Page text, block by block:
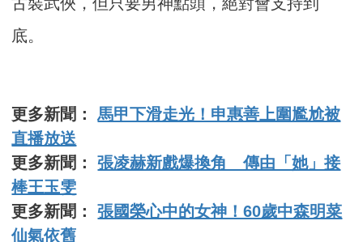
底。
更多新聞：馬甲下滑走光！申惠善上圍尷尬被
直播放送
更多新聞：張凌赫新戲爆換角 傳由「她」接
棒王玉雯
更多新聞：張國榮心中的女神！60歲中森明菜
仙氣依舊